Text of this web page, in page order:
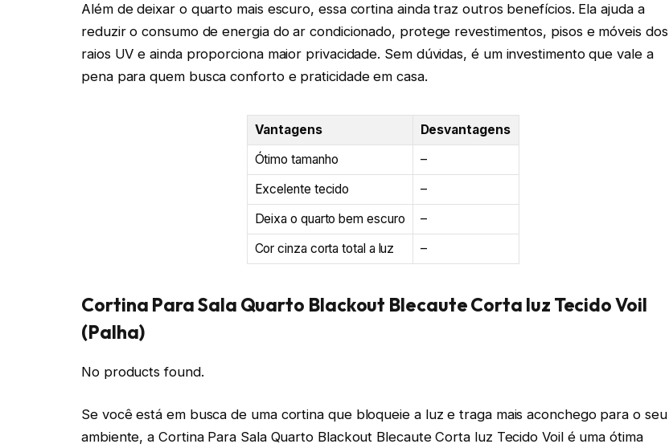
Além de deixar o quarto mais escuro, essa cortina ainda traz outros benefícios. Ela ajuda a
reduzir o consumo de energia do ar condicionado, protege revestimentos, pisos e móveis dos
raios UV e ainda proporciona maior privacidade. Sem dúvidas, é um investimento que vale a
pena para quem busca conforto e praticidade em casa.
Vantagens
Desvantagens
Ótimo tamanho
–
Excelente tecido
–
Deixa o quarto bem escuro
–
Cor cinza corta total a luz
–
Cortina Para Sala Quarto Blackout Blecaute Corta luz Tecido Voil
(Palha)
No products found.
Se você está em busca de uma cortina que bloqueie a luz e traga mais aconchego para o seu
ambiente, a Cortina Para Sala Quarto Blackout Blecaute Corta luz Tecido Voil é uma ótima